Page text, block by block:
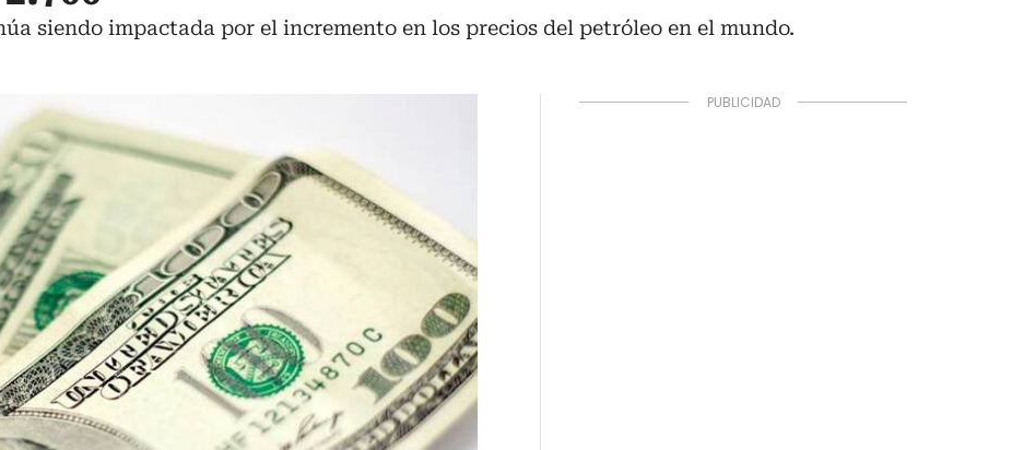
siendo impactada por el incremento en los precios del petróleo en el mundo.